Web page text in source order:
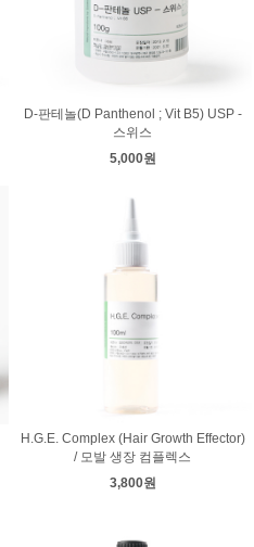
D-판테놀(D Panthenol ; Vit B5) USP -
스위스
5,000원
H.G.E. Complex (Hair Growth Effector)
/ 모발 생장 컴플렉스
3,800원